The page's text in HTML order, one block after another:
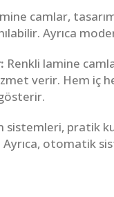
camlar,
Ayrıca
Renkli lamine
verir. Hem iç
sistemleri, pratik
Ayrıca,